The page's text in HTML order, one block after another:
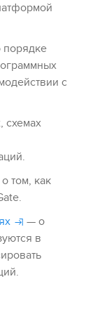
с
схемах
том, как
.
— о
в